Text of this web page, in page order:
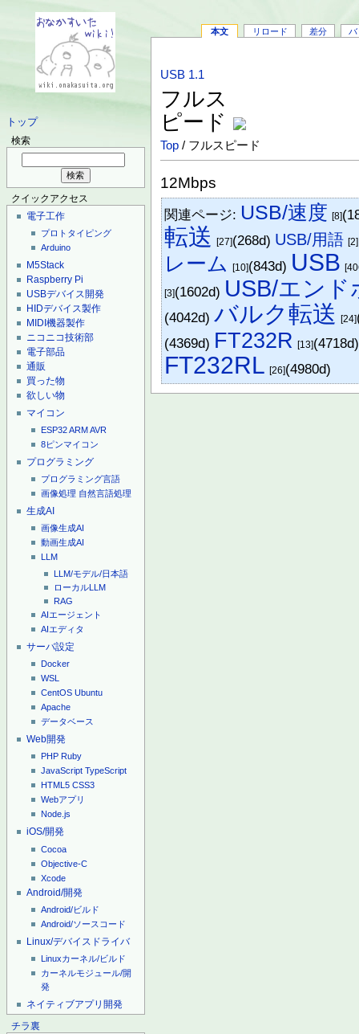
トップ
検索
クイックアクセス
電子工作
プロトタイピング
Arduino
M5Stack
Raspberry Pi
USBデバイス開発
HIDデバイス製作
MIDI機器製作
ニコニコ技術部
電子部品
通販
買った物
欲しい物
マイコン
ESP32ARMAVR
8ピンマイコン
プログラミング
プログラミング言語
画像処理 自然言語処理
生成AI
画像生成AI
動画生成AI
LLM
LLM/モデル/日本語
ローカルLLM
RAG
AIエージェント
AIエディタ
サーバ設定
Docker
WSL
CentOS Ubuntu
Apache
データベース
Web開発
PHP Ruby
JavaScript TypeScript
HTML5 CSS3
Webアプリ
Node.js
iOS/開発
Cocoa
Objective-C
Xcode
Android/開発
Android/ビルド
Android/ソースコード
Linux/デバイスドライバ
Linuxカーネル/ビルド
カーネルモジュール/開
発
ネイティブアプリ開発
チラ裏
本文 リロード 差分 バ
USB 1.1
フルス
ピード
Top / フルスピード
12Mbps
関連ページ: USB/速度 [8]
転送 [27](268d) USB/用語 [2]
レーム [10](843d) USB
[3](1602d) USB/エンド
(4042d)バルク転送 [24]
(4369d) FT232R [13]
FT232RL [26](4980d)